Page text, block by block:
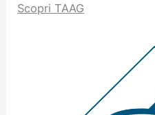
Scopri TAAG